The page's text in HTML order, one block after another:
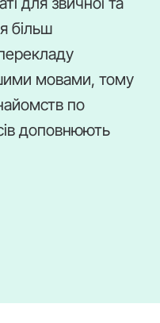
більш
мовами, тому
по
доповнюють